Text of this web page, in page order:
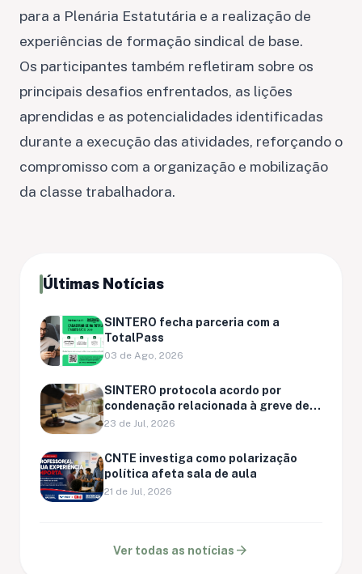
para a Plenária Estatutária e a realização de
experiências de formação sindical de base.
Os participantes também refletiram sobre os
principais desafios enfrentados, as lições
aprendidas e as potencialidades identificadas
durante a execução das atividades, reforçando o
compromisso com a organização e mobilização
da classe trabalhadora.
Últimas Notícias
SINTERO fecha parceria com a
TotalPass
03 de Ago, 2026
SINTERO protocola acordo por
condenação relacionada à greve de
Ariquemes
23 de Jul, 2026
CNTE investiga como polarização
política afeta sala de aula
21 de Jul, 2026
Ver todas as notícias arrow_forward